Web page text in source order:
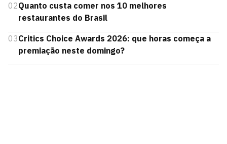
02Quanto custa comer nos 10 melhores
restaurantes do Brasil
03Critics Choice Awards 2026: que horas começa a
premiação neste domingo?